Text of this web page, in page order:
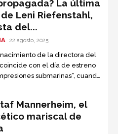
La última
Leni Riefenstahl,
del...
22 agosto, 2025
de la directora del
con el día de estreno
submarinas”, cuando
Mannerheim, el
mariscal de